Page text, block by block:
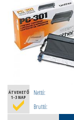
ÁTVEHETŐ
1-3 NAP
Nettó:
Bruttó: